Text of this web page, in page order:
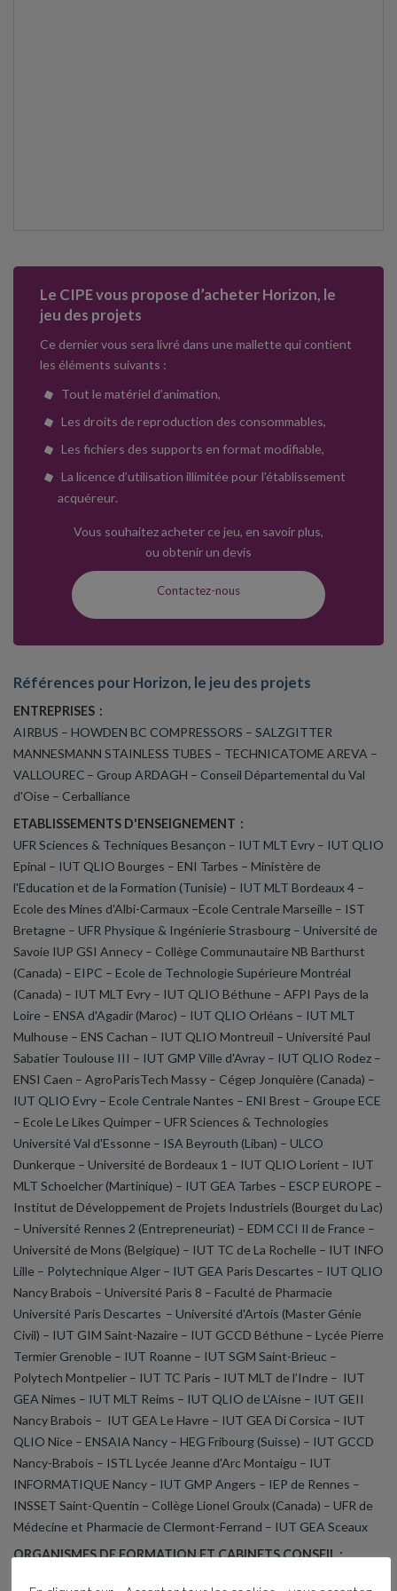
Le CIPE vous propose d’acheter Horizon, le
jeu des projets
Ce dernier vous sera livré dans une mallette qui contient
les éléments suivants :
Tout le matériel d’animation,
Les droits de reproduction des consommables,
Les fichiers des supports en format modifiable,
La licence d’utilisation illimitée pour l’établissement
acquéreur.
Vous souhaitez acheter ce jeu, en savoir plus,
ou obtenir un devis
Contactez-nous
Références pour Horizon, le jeu des projets
ENTREPRISES :
AIRBUS – HOWDEN BC COMPRESSORS – SALZGITTER
MANNESMANN STAINLESS TUBES – TECHNICATOME AREVA –
VALLOUREC – Group ARDAGH – Conseil Départemental du Val
d'Oise – Cerballiance
ETABLISSEMENTS D'ENSEIGNEMENT :
UFR Sciences & Techniques Besançon – IUT MLT Evry – IUT QLIO
Epinal – IUT QLIO Bourges – ENI Tarbes – Ministère de
l'Education et de la Formation (Tunisie) – IUT MLT Bordeaux 4 –
Ecole des Mines d'Albi-Carmaux –Ecole Centrale Marseille – IST
Bretagne – UFR Physique & Ingénierie Strasbourg – Université de
Savoie IUP GSI Annecy – Collège Communautaire NB Barthurst
(Canada) – EIPC – Ecole de Technologie Supérieure Montréal
(Canada) – IUT MLT Evry – IUT QLIO Béthune – AFPI Pays de la
Loire – ENSA d'Agadir (Maroc) – IUT QLIO Orléans – IUT MLT
Mulhouse – ENS Cachan – IUT QLIO Montreuil – Université Paul
Sabatier Toulouse III – IUT GMP Ville d'Avray – IUT QLIO Rodez –
ENSI Caen – AgroParisTech Massy – Cégep Jonquière (Canada) –
IUT QLIO Evry – Ecole Centrale Nantes – ENI Brest – Groupe ECE
– Ecole Le Likes Quimper – UFR Sciences & Technologies
Université Val d'Essonne – ISA Beyrouth (Liban) – ULCO
Dunkerque – Université de Bordeaux 1 – IUT QLIO Lorient – IUT
MLT Schoelcher (Martinique) – IUT GEA Tarbes – ESCP EUROPE –
Institut de Développement de Projets Industriels (Bourget du Lac)
– Université Rennes 2 (Entrepreneuriat) – EDM CCI Il de France –
Université de Mons (Belgique) – IUT TC de La Rochelle – IUT INFO
Lille – Polytechnique Alger – IUT GEA Paris Descartes – IUT QLIO
Nancy Brabois – Université Paris 8 – Faculté de Pharmacie
Université Paris Descartes – Université d'Artois (Master Génie
Civil) – IUT GIM Saint-Nazaire – IUT GCCD Béthune – Lycée Pierre
Termier Grenoble – IUT Roanne – IUT SGM Saint-Brieuc –
Polytech Montpelier – IUT TC Paris – IUT MLT de l’Indre – IUT
GEA Nimes – IUT MLT Reims – IUT QLIO de L’Aisne – IUT GEII
Nancy Brabois – IUT GEA Le Havre – IUT GEA Di Corsica – IUT
QLIO Nice – ENSAIA Nancy – HEG Fribourg (Suisse) – IUT GCCD
Nancy-Brabois – ISTL Lycée Jeanne d'Arc Montaigu – IUT
INFORMATIQUE Nancy – IUT GMP Angers – IEP de Rennes –
INSSET Saint-Quentin – Collège Lionel Groulx (Canada) – UFR de
Médecine et Pharmacie de Clermont-Ferrand – IUT GEA Sceaux
ORGANISMES DE FORMATION ET CABINETS CONSEIL :